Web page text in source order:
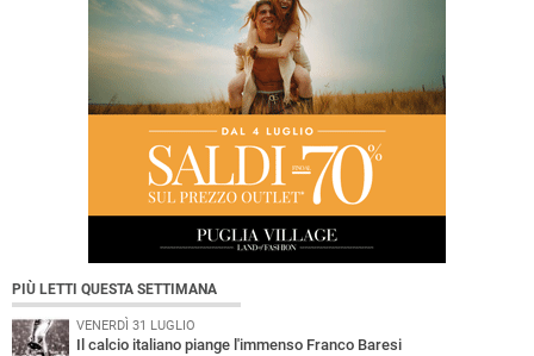
PIÙ LETTI QUESTA SETTIMANA
VENERDÌ 31 LUGLIO
Il calcio italiano piange l'immenso Franco Baresi